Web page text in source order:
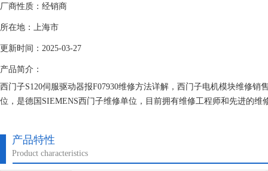
厂商性质：经销商
所在地：上海市
更新时间：2025-03-27
产品简介：
西门子S120伺服驱动器报F07930维修方法详解，西门子电机模块维修
位，是德国SIEMENS西门子维修单位，目前拥有维修工程师和先进的
产品特性
Product characteristics